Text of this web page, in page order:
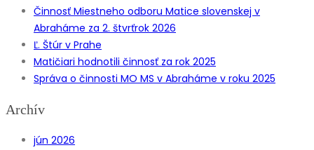
Činnosť Miestneho odboru Matice slovenskej v
Abraháme za 2. štvrťrok 2026
Ľ. Štúr v Prahe
Matičiari hodnotili činnosť za rok 2025
Správa o činnosti MO MS v Abraháme v roku 2025
Archív
jún 2026